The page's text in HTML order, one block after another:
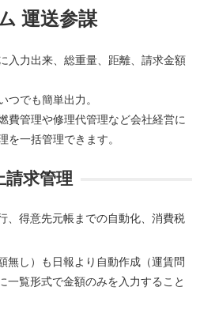
運送参謀
入力出来、総重量、距離、請求金額
つでも簡単出力。
費管理や修理代管理など会社経営に
を一括管理できます。
請求管理
、得意先元帳までの自動化、消費税
無し）も日報より自動作成（運賃問
一覧形式で金額のみを入力すること